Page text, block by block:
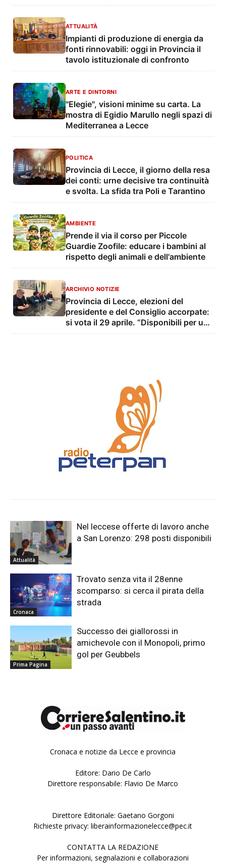
ATTUALITÀ
Impianti di produzione di energia da
fonti rinnovabili: oggi in Provincia il
tavolo istituzionale di confronto
ARTE E DINTORNI
"Elegie", visioni minime su carta. La
mostra di Egidio Marullo negli spazi di
Mediterranea a Lecce
POLITICA
Provincia di Lecce, il giorno della resa
dei conti: urne decisive tra continuità
e svolta. La sfida tra Poli e Tarantino
AMBIENTE
Prende il via il corso per Piccole
Guardie Zoofile: educare i bambini al
rispetto degli animali e dell'ambiente
ARCHIVIO NOTIZIE
Provincia di Lecce, elezioni del
presidente e del Consiglio accorpate:
si vota il 29 aprile. “Disponibili per un
Attualità
Nel leccese offerte di lavoro anche
a San Lorenzo: 298 posti disponibili
Cronaca
Trovato senza vita il 28enne
scomparso: si cerca il pirata della
strada
Prima Pagina
Successo dei giallorossi in
amichevole con il Monopoli, primo
gol per Geubbels
Cronaca e notizie da Lecce e provincia
Editore: Dario De Carlo
Direttore responsabile: Flavio De Marco
Direttore Editoriale: Gaetano Gorgoni
Richieste privacy: liberainformazionelecce@pec.it
CONTATTA LA REDAZIONE
Per informazioni, segnalazioni e collaborazioni